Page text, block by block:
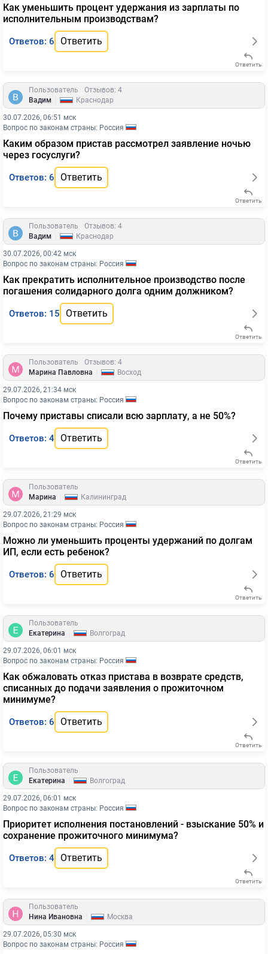
Как уменьшить процент удержания из зарплаты по
исполнительным производствам?
Ответов: 6 Ответить
Ответить
Пользователь
Отзывов: 4
Вадим
Краснодар
30.07.2026, 06:51 мск
Вопрос по законам страны: Россия
Каким образом пристав рассмотрел заявление ночью
через госуслуги?
Ответов: 6 Ответить
Ответить
Пользователь
Отзывов: 4
Вадим
Краснодар
30.07.2026, 00:42 мск
Вопрос по законам страны: Россия
Как прекратить исполнительное производство после
погашения солидарного долга одним должником?
Ответов: 15 Ответить
Ответить
Пользователь
Отзывов: 4
Марина Павловна
Восход
29.07.2026, 21:34 мск
Вопрос по законам страны: Россия
Почему приставы списали всю зарплату, а не 50%?
Ответов: 4 Ответить
Ответить
Пользователь
Марина
Калининград
29.07.2026, 21:29 мск
Вопрос по законам страны: Россия
Можно ли уменьшить проценты удержаний по долгам
ИП, если есть ребенок?
Ответов: 6 Ответить
Ответить
Пользователь
Екатерина
Волгоград
29.07.2026, 06:01 мск
Вопрос по законам страны: Россия
Как обжаловать отказ пристава в возврате средств,
списанных до подачи заявления о прожиточном
минимуме?
Ответов: 6 Ответить
Ответить
Пользователь
Екатерина
Волгоград
29.07.2026, 06:01 мск
Вопрос по законам страны: Россия
Приоритет исполнения постановлений - взыскание 50% и
сохранение прожиточного минимума?
Ответов: 4 Ответить
Ответить
Пользователь
Нина Ивановна
Москва
29.07.2026, 05:30 мск
Вопрос по законам страны: Россия